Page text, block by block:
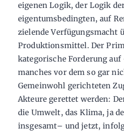
eigenen Logik, der Logik
eigentumsbedingten, auf
zielende Verfügungsmacht
Produktionsmittel. Der
kategorische Forderung auf
manches vor dem so gar
Gemeinwohl gerichteten
Akteure gerettet werden:
die Umwelt, das Klima, ja
insgesamt– und jetzt,